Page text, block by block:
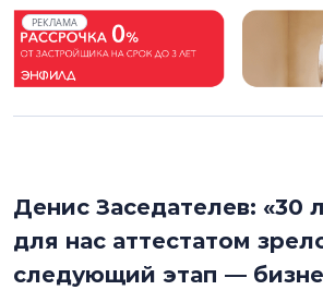
РЕКЛАМА
Денис Заседателев: «30
для нас аттестатом
следующий этап —